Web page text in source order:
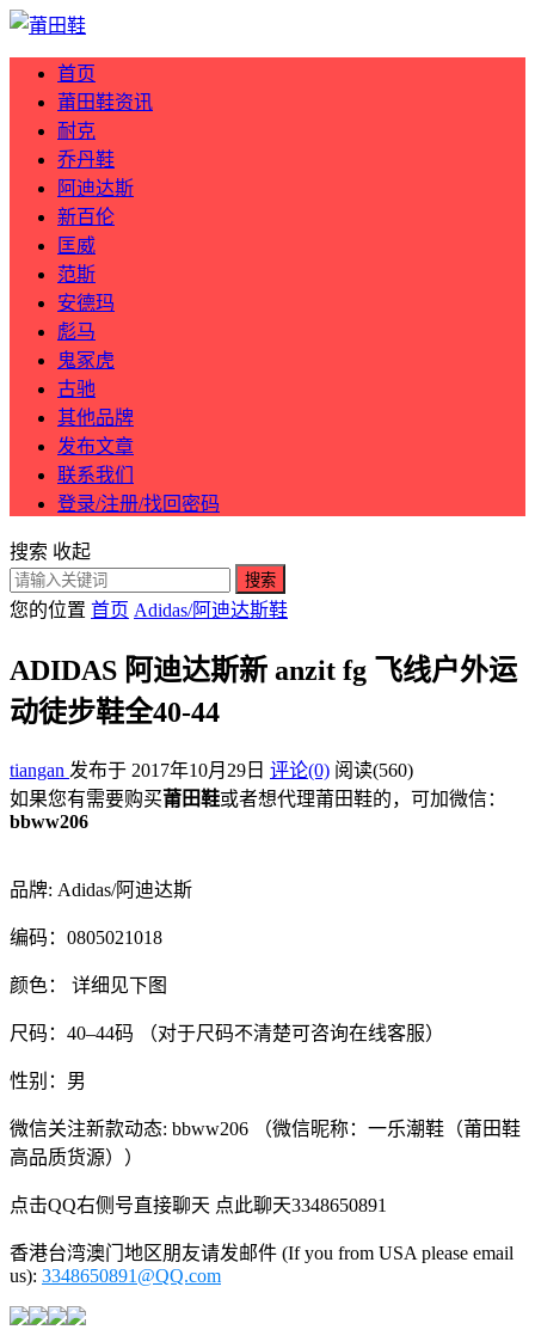
首页
莆田鞋资讯
耐克
乔丹鞋
阿迪达斯
新百伦
匡威
范斯
安德玛
彪马
鬼冢虎
古驰
其他品牌
发布文章
联系我们
登录/注册/找回密码
搜索 收起
搜索
您的位置 首页 Adidas/阿迪达斯鞋
ADIDAS 阿迪达斯新 anzit fg 飞线户外运
动徒步鞋全40-44
tiangan 发布于 2017年10月29日 评论(0) 阅读(560)
如果您有需要购买莆田鞋或者想代理莆田鞋的，可加微信：
bbww206
品牌: Adidas/阿迪达斯
编码：0805021018
颜色： 详细见下图
尺码：40–44码 （对于尺码不清楚可咨询在线客服）
性别：男
微信关注新款动态: bbww206 （微信昵称：一乐潮鞋（莆田鞋
高品质货源））
点击QQ右侧号直接聊天 点此聊天3348650891
香港台湾澳门地区朋友请发邮件 (If you from USA please email
us): 3348650891@QQ.com